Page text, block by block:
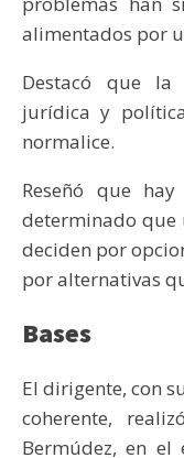
alimentados por
Destacó que la
jurídica y
normalice.
Reseñó que
determinado que
deciden por
por alternativas
Bases
El dirigente, con
coherente,
Bermúdez, en el